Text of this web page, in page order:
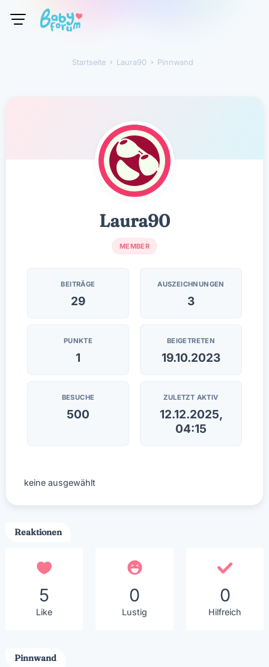
Startseite › Laura90 › Pinnwand
Laura90
MEMBER
BEITRÄGE
29
AUSZEICHNUNGEN
3
PUNKTE
1
BEIGETRETEN
19.10.2023
BESUCHE
500
ZULETZT AKTIV
12.12.2025,
04:15
keine ausgewählt
Reaktionen
5
Like
0
Lustig
0
Hilfreich
Pinnwand